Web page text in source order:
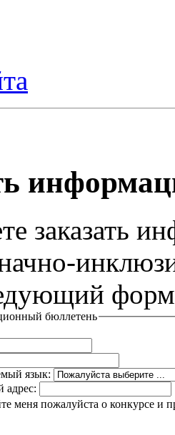
заказать
бюллетень
язык:
адрес:
меня пожалуйста о конкурсе и